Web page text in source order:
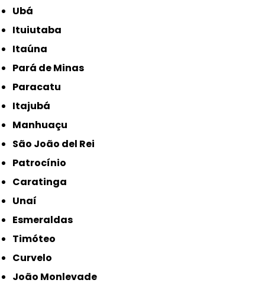
Ubá
Ituiutaba
Itaúna
Pará de Minas
Paracatu
Itajubá
Manhuaçu
São João del Rei
Patrocínio
Caratinga
Unaí
Esmeraldas
Timóteo
Curvelo
João Monlevade